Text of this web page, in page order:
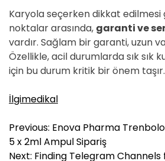
Karyola seçerken dikkat
noktalar arasında, garanti ve
vardır. Sağlam bir garanti, uzun
Özellikle, acil durumlarda sık sık
için bu durum kritik bir önem taşır.
İlgimedikal
Y
a
z
Previous: Enova Pharma
5 x 2ml Ampul Sipariş
Next: Finding Telegram